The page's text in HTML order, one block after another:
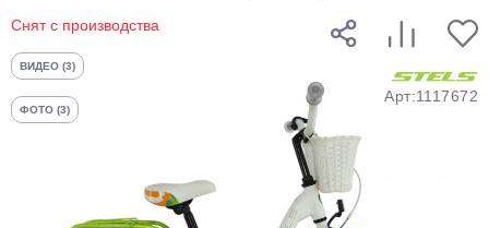
Снят с производства
ВИДЕО (3)
ФОТО (3)
Арт:1117672
График платежей